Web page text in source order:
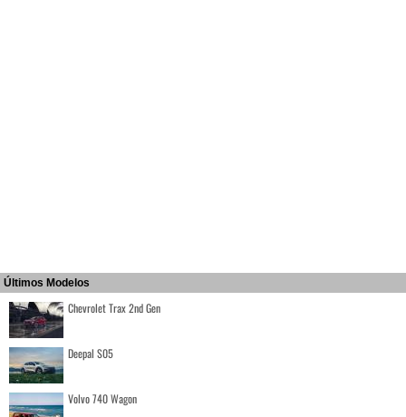
Últimos Modelos
Chevrolet Trax 2nd Gen
Deepal S05
Volvo 740 Wagon